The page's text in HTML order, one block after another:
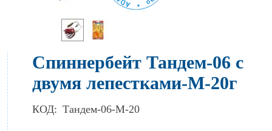
Спиннербейт Тандем-06 с
двумя лепестками-М-20г
КОД: Тандем-06-М-20